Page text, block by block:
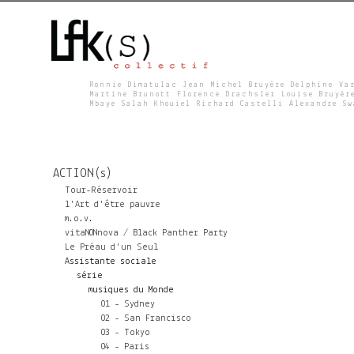
F
K
S
Ronnie Dimatulac Jean Michel Bruyère Delphine
Martine Brunott Florence Drachsler Louise
Mbaye Salah Khouiel Richard Castelli Alexandre
ACTION(s)
Tour-Réservoir
l'Art d'être pauvre
m.o.v.
vitaNONnova / Black Panther Party
Le Préau d'un Seul
Assistante sociale
série
musiques du Monde
01 - Sydney
02 - San Francisco
03 - Tokyo
04 - Paris